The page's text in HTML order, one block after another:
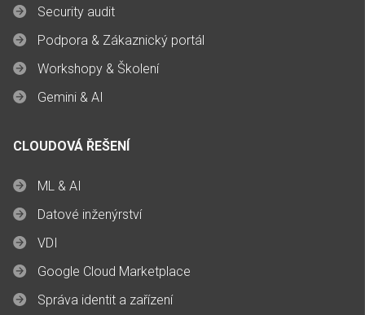
Security audit
Podpora & Zákaznický portál
Workshopy & Školení
Gemini & AI
CLOUDOVÁ ŘEŠENÍ
ML & AI
Datové inženýrství
VDI
Google Cloud Marketplace
Správa identit a zařízení